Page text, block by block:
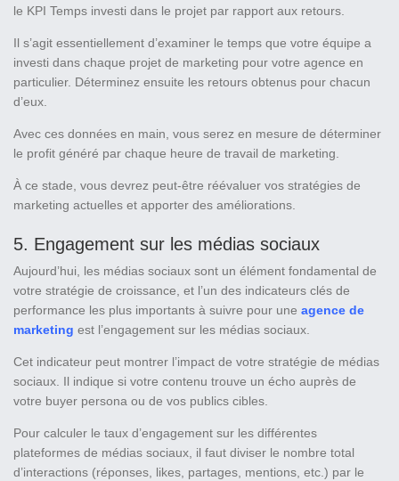
le KPI Temps investi dans le projet par rapport aux retours.
Il s’agit essentiellement d’examiner le temps que votre équipe a
investi dans chaque projet de marketing pour votre agence en
particulier. Déterminez ensuite les retours obtenus pour chacun
d’eux.
Avec ces données en main, vous serez en mesure de déterminer
le profit généré par chaque heure de travail de marketing.
À ce stade, vous devrez peut-être réévaluer vos stratégies de
marketing actuelles et apporter des améliorations.
5. Engagement sur les médias sociaux
Aujourd’hui, les médias sociaux sont un élément fondamental de
votre stratégie de croissance, et l’un des indicateurs clés de
performance les plus importants à suivre pour une agence de
marketing est l’engagement sur les médias sociaux.
Cet indicateur peut montrer l’impact de votre stratégie de médias
sociaux. Il indique si votre contenu trouve un écho auprès de
votre buyer persona ou de vos publics cibles.
Pour calculer le taux d’engagement sur les différentes
plateformes de médias sociaux, il faut diviser le nombre total
d’interactions (réponses, likes, partages, mentions, etc.) par le